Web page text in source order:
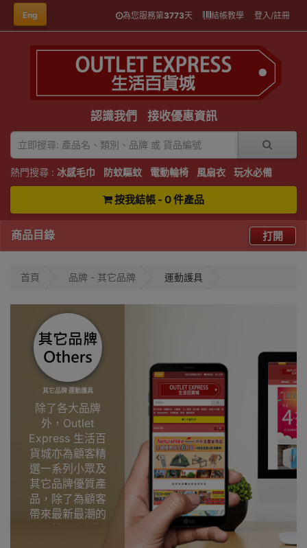
Eng 為您服務第3773天 結帳教學 登入/註冊
認識我們 接收優惠資訊
熱門搜尋 : 冰感毛巾 防蚊驅蚊 電動輪椅 風扇衣 玩水必備
按我結帳 - 0 件產品
商品目錄 打開
首頁 品牌 - 其它品牌 運動護具
其它品牌 運動護具
除了各大品牌
外，Outlet
Express 生活百
貨城亦為顧客精
選一系列小眾及
其它品牌優質產
品，除了為顧客
帶來最新最潮的
產品外，亦包括